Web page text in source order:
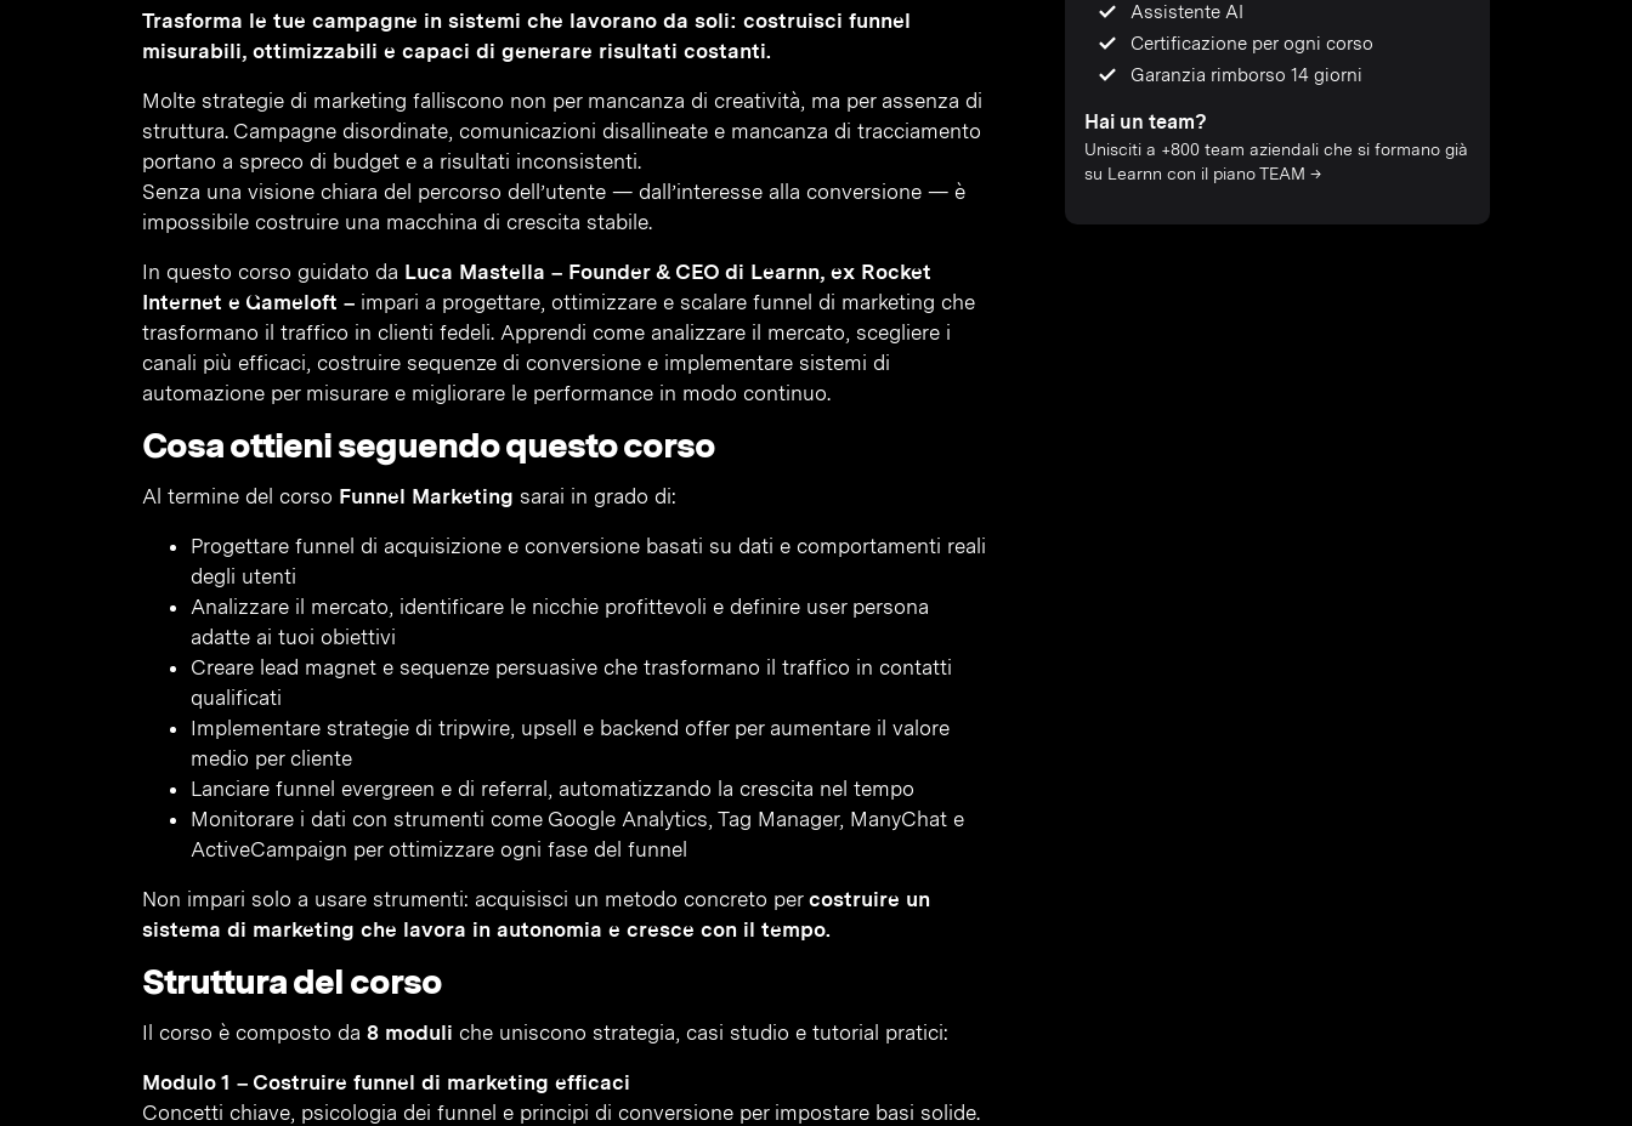
Trasforma le tue campagne in sistemi che lavorano da soli: costruisci funnel
misurabili, ottimizzabili e capaci di generare risultati costanti.
Molte strategie di marketing falliscono non per mancanza di creatività, ma per assenza di
struttura. Campagne disordinate, comunicazioni disallineate e mancanza di tracciamento
portano a spreco di budget e a risultati inconsistenti.
Senza una visione chiara del percorso dell’utente — dall’interesse alla conversione — è
impossibile costruire una macchina di crescita stabile.
In questo corso guidato da Luca Mastella – Founder & CEO di Learnn, ex Rocket
Internet e Gameloft – impari a progettare, ottimizzare e scalare funnel di marketing che
trasformano il traffico in clienti fedeli. Apprendi come analizzare il mercato, scegliere i
canali più efficaci, costruire sequenze di conversione e implementare sistemi di
automazione per misurare e migliorare le performance in modo continuo.
Cosa ottieni seguendo questo corso
Al termine del corso Funnel Marketing sarai in grado di:
Progettare funnel di acquisizione e conversione basati su dati e comportamenti reali
degli utenti
Analizzare il mercato, identificare le nicchie profittevoli e definire user persona
adatte ai tuoi obiettivi
Creare lead magnet e sequenze persuasive che trasformano il traffico in contatti
qualificati
Implementare strategie di tripwire, upsell e backend offer per aumentare il valore
medio per cliente
Lanciare funnel evergreen e di referral, automatizzando la crescita nel tempo
Monitorare i dati con strumenti come Google Analytics, Tag Manager, ManyChat e
ActiveCampaign per ottimizzare ogni fase del funnel
Non impari solo a usare strumenti: acquisisci un metodo concreto per costruire un
sistema di marketing che lavora in autonomia e cresce con il tempo.
Struttura del corso
Il corso è composto da 8 moduli che uniscono strategia, casi studio e tutorial pratici:
Modulo 1 – Costruire funnel di marketing efficaci
Concetti chiave, psicologia dei funnel e principi di conversione per impostare basi solide.
Assistente AI
Certificazione per ogni corso
Garanzia rimborso 14 giorni
Hai un team?
Unisciti a +800 team aziendali che si formano già
su Learnn con il piano TEAM →